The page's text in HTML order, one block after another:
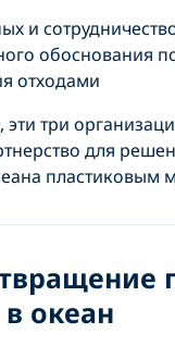
и
обоснования
отходами
три
для
пластиковым
океан